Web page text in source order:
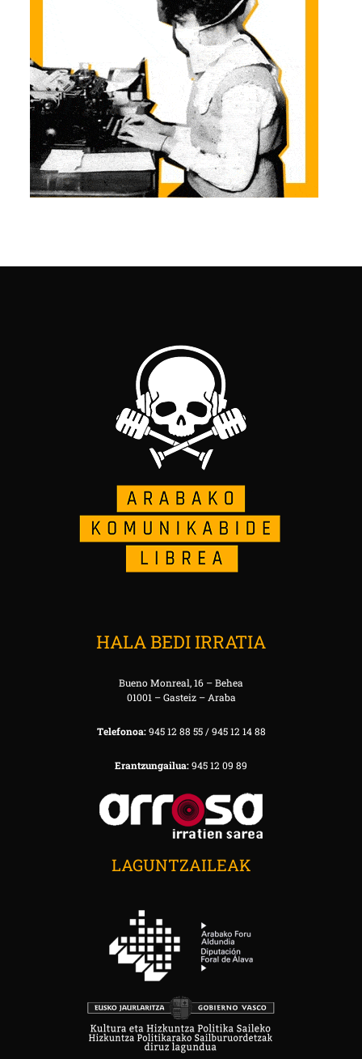
HALA BEDI IRRATIA
Bueno Monreal, 16 – Behea
01001 – Gasteiz – Araba
Telefonoa:945 12 88 55 / 945 12 14 88
Erantzungailua:945 12 09 89
LAGUNTZAILEAK